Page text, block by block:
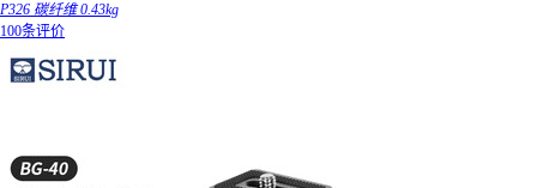
P326 碳纤维 0.43kg
100条评价